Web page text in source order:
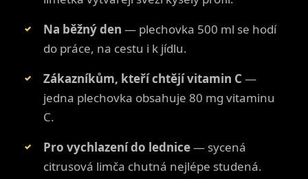
Na běžný den — plechovka 500 ml se hodí
do práce, na cestu i k jídlu.
Zákazníkům, kteří chtějí vitamin C —
jedna plechovka obsahuje 80 mg vitaminu
C.
Pro vychlazení do lednice— sycená
citrusová limča chutná nejlépe studená.